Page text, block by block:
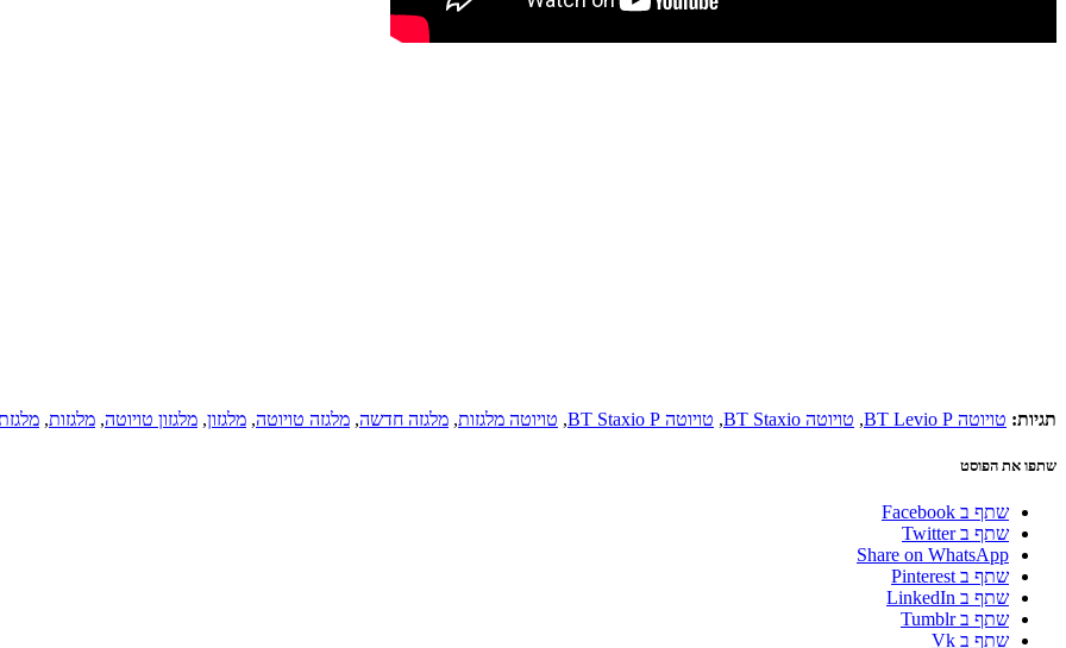
תגיות: טויוטה BT Levio P , טויוטה BT Staxio , טויוטה BT Staxio P , טויוטה מלגזות, מלגזה חדשה, מלגזה טויוטה, מלגזון, מלגזון טויוטה, מלגזות,
שתפו את הפוסט
שתף ב Facebook
שתף ב Twitter
Share on WhatsApp
שתף ב Pinterest
שתף ב LinkedIn
שתף ב Tumblr
שתף ב Vk